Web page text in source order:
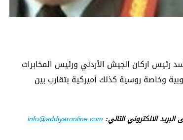
رئيس اركان الجيش الأردني ورئيس المخابرات
وخاصة روسية كذلك أميركية بتقارب بين
الالكتروني التالي:info@addiyaronline.com